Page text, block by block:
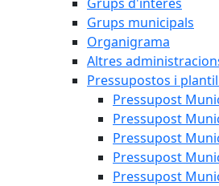
Grups municipals
Organigrama
Altres
Pressupostos i
Pressupost
Pressupost
Pressupost
Pressupost
Pressupost